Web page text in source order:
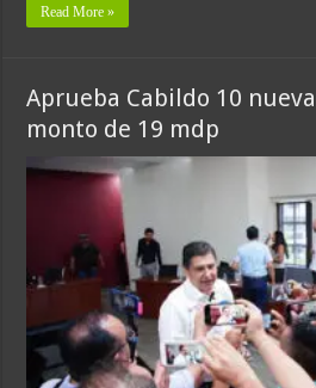
Read More »
Aprueba Cabildo 10
monto de 19 mdp